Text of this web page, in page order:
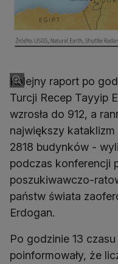
Kolejny raport po
Turcji Recep Tayyip
wzrosła do 912, a
największy kataklizm
2818 budynków -
podczas konferencji
poszukiwawczo-
państw świata
Erdogan.
Po godzinie 13
poinformowały, że